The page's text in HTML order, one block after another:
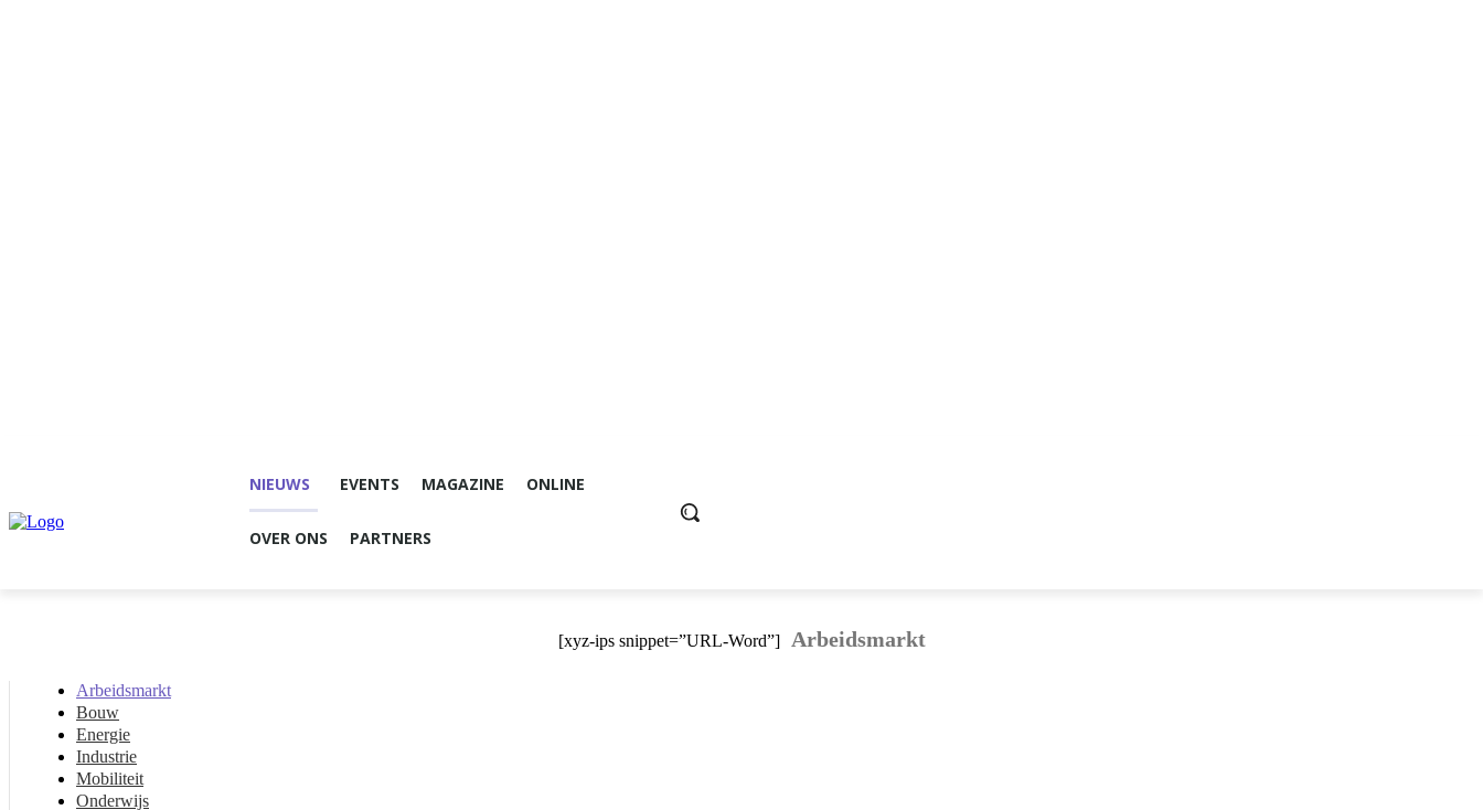
NIEUWS EVENTS MAGAZINE ONLINE
OVER ONS PARTNERS
[xyz-ips snippet=”URL-Word”] Arbeidsmarkt
Arbeidsmarkt
Bouw
Energie
Industrie
Mobiliteit
Onderwijs